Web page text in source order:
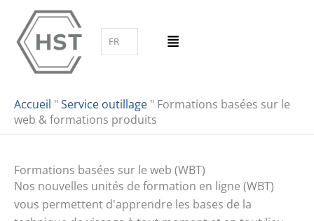
contenu
FR
Accueil "Service outillage " Formations basées sur le
web & formations produits
Formations basées sur le web (WBT)
Nos nouvelles unités de formation en ligne (WBT)
vous permettent d'apprendre les bases de la